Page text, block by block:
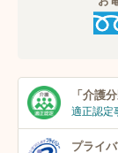
「介護
適正認定
プライ